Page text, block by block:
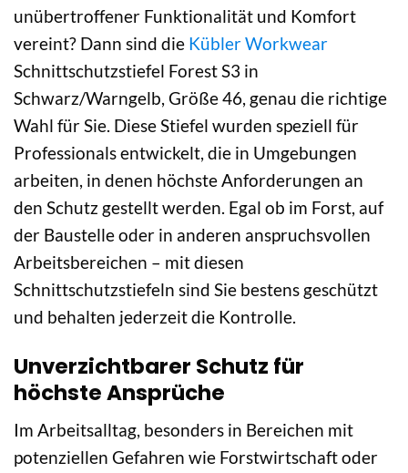
unübertroffener Funktionalität und Komfort
vereint? Dann sind die Kübler Workwear
Schnittschutzstiefel Forest S3 in
Schwarz/Warngelb, Größe 46, genau die richtige
Wahl für Sie. Diese Stiefel wurden speziell für
Professionals entwickelt, die in Umgebungen
arbeiten, in denen höchste Anforderungen an
den Schutz gestellt werden. Egal ob im Forst, auf
der Baustelle oder in anderen anspruchsvollen
Arbeitsbereichen – mit diesen
Schnittschutzstiefeln sind Sie bestens geschützt
und behalten jederzeit die Kontrolle.
Unverzichtbarer Schutz für
höchste Ansprüche
Im Arbeitsalltag, besonders in Bereichen mit
potenziellen Gefahren wie Forstwirtschaft oder